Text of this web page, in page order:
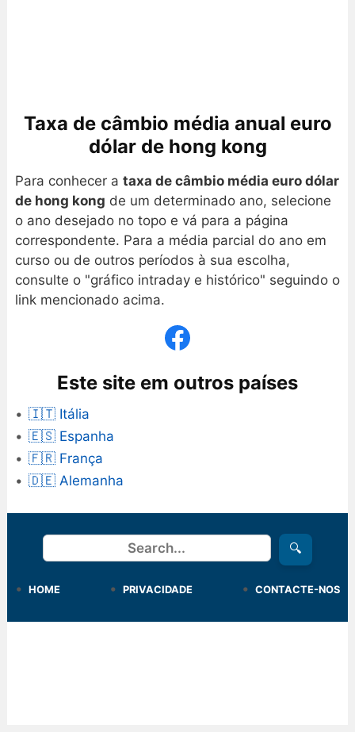
Taxa de câmbio média anual euro
dólar de hong kong
Para conhecer a taxa de câmbio média euro dólar
de hong kong de um determinado ano, selecione
o ano desejado no topo e vá para a página
correspondente. Para a média parcial do ano em
curso ou de outros períodos à sua escolha,
consulte o "gráfico intraday e histórico" seguindo o
link mencionado acima.
Este site em outros países
🇮🇹 Itália
🇪🇸 Espanha
🇫🇷 França
🇩🇪 Alemanha
Procurar 🔍
HOME PRIVACIDADE CONTACTE-NOS